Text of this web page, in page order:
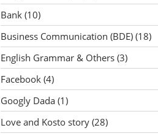
Bank (10)
Business Communication (BDE) (18)
English Grammar & Others (3)
Facebook (4)
Googly Dada (1)
Love and Kosto story (28)